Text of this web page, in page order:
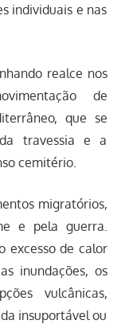
individuais e nas
realce nos
de
que se
travessia e a
cemitério.
migratórios,
e pela guerra.
excesso de calor
inundações, os
vulcânicas,
insuportável ou